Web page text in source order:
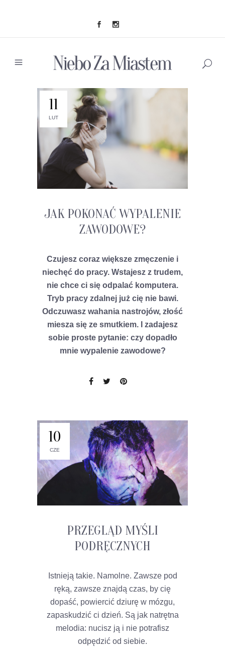
11
LUT
JAK POKONAĆ WYPALENIE
ZAWODOWE?
Czujesz coraz większe zmęczenie i
niechęć do pracy. Wstajesz z trudem,
nie chce ci się odpalać komputera.
Tryb pracy zdalnej już cię nie bawi.
Odczuwasz wahania nastrojów, złość
miesza się ze smutkiem. I zadajesz
sobie proste pytanie: czy dopadło
mnie wypalenie zawodowe?
10
CZE
PRZEGLĄD MYŚLI
PODRĘCZNYCH
Istnieją takie. Namolne. Zawsze pod
ręką, zawsze znajdą czas, by cię
dopaść, powiercić dziurę w mózgu,
zapaskudzić ci dzień. Są jak natrętna
melodia: nucisz ją i nie potrafisz
odpędzić od siebie.